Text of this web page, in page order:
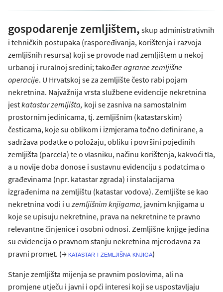
gospodarenje zemljištem, skup administrativnih
i tehničkih postupaka (raspoređivanja, korištenja i razvoja
zemljišnih resursa) koji se provode nad zemljištem u nekoj
urbanoj i ruralnoj sredini; takođeragrarne zemljišne
operacije. U Hrvatskoj se za zemljište često rabi pojam
nekretnina. Najvažnija vrsta službene evidencije nekretnina
jestkatastar zemljišta, koji se zasniva na samostalnim
prostornim jedinicama, tj. zemljišnim (katastarskim)
česticama, koje su oblikom i izmjerama točno definirane, a
sadržava podatke o položaju, obliku i površini pojedinih
zemljišta (parcela) te o vlasniku, načinu korištenja, kakvoći tla,
a u novije doba donose i sustavnu evidenciju s podatcima o
građevinama (npr. katastar zgrada) i instalacijama
izgrađenima na zemljištu (katastar vodova). Zemljište se kao
nekretnina vodi i u zemljišnim knjigama, javnim knjigama u
koje se upisuju nekretnine, prava na nekretnine te pravno
relevantne činjenice i osobni odnosi. Zemljišne knjige jedina
su evidencija o pravnom stanju nekretnina mjerodavna za
pravni promet. (→ katastar i zemljišna knjiga)
Stanje zemljišta mijenja se pravnim poslovima, ali na
promjene utječu i javni i opći interesi koji se uspostavljaju